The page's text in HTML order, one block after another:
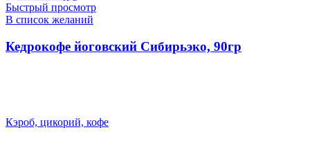
Быстрый просмотр
В список желаний
Кедрокофе йоговский Сибирьэко, 90гр
Кэроб, цикорий, кофе